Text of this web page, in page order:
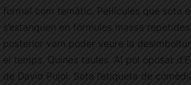
formal com temàtic. Pel·lícules que sota
s’estanquen en fórmules massa
posterior vam poder veure la
el temps. Quines taules. Al pol oposat
de David Pujol. Sota l’etiqueta de